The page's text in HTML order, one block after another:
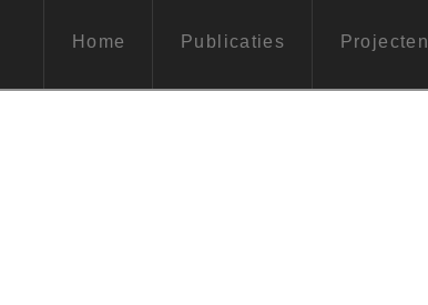
Home Publicaties Projecten